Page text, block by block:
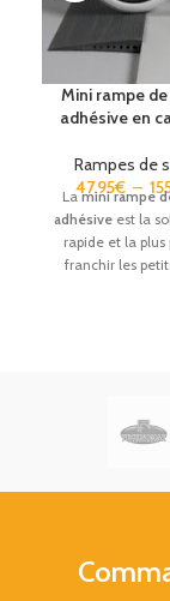
Mini rampe de
adhésive en
Rampes de
47.95€ –
Lamini rampe
adhésive est la
rapide et la plus
franchir les
fenêtres.
caoutchouc
rampe
déambulateurs,
besoin de